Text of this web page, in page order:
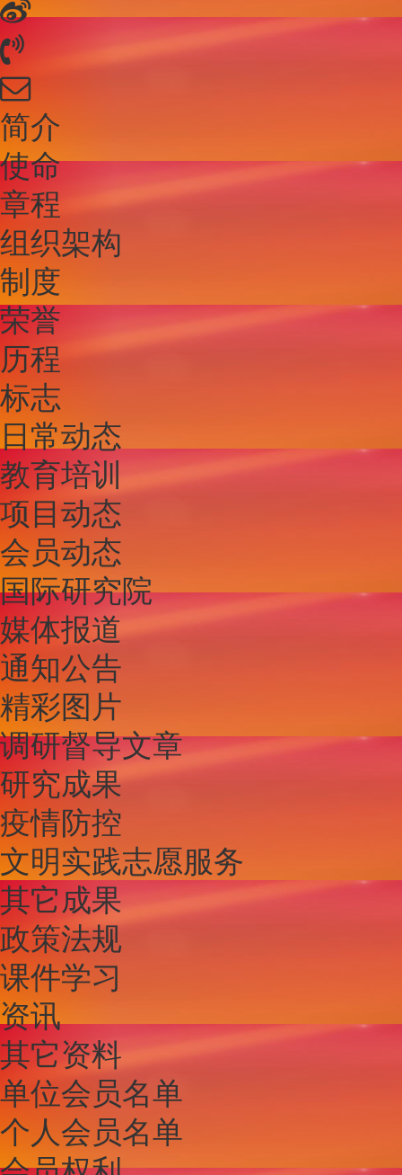
简介
使命
章程
组织架构
制度
荣誉
历程
标志
日常动态
教育培训
项目动态
会员动态
国际研究院
媒体报道
通知公告
精彩图片
调研督导文章
研究成果
疫情防控
文明实践志愿服务
其它成果
政策法规
课件学习
资讯
其它资料
单位会员名单
个人会员名单